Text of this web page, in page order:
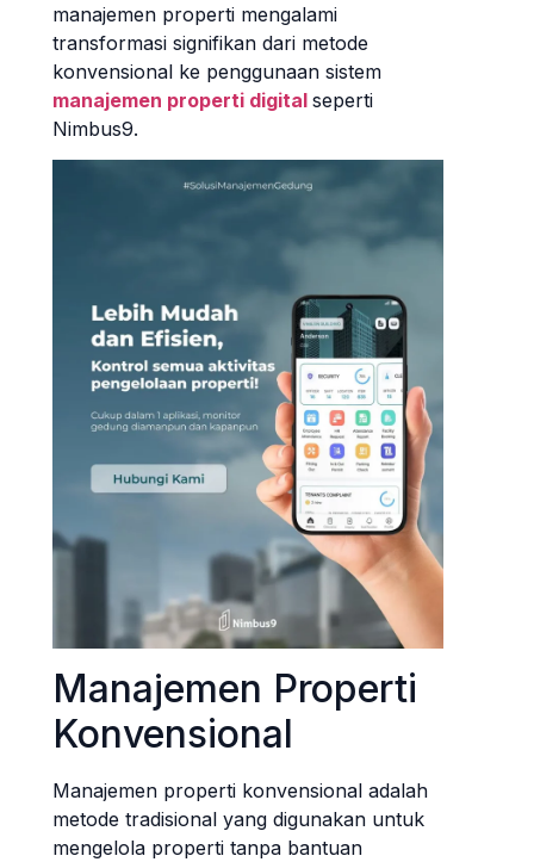
manajemen properti mengalami
transformasi signifikan dari metode
konvensional ke penggunaan sistem
manajemen properti digital seperti
Nimbus9.
Manajemen Properti
Konvensional
Manajemen properti konvensional adalah
metode tradisional yang digunakan untuk
mengelola properti tanpa bantuan